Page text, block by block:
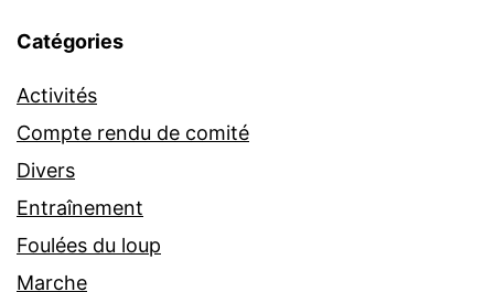
Catégories
Activités
Compte rendu de comité
Divers
Entraînement
Foulées du loup
Marche